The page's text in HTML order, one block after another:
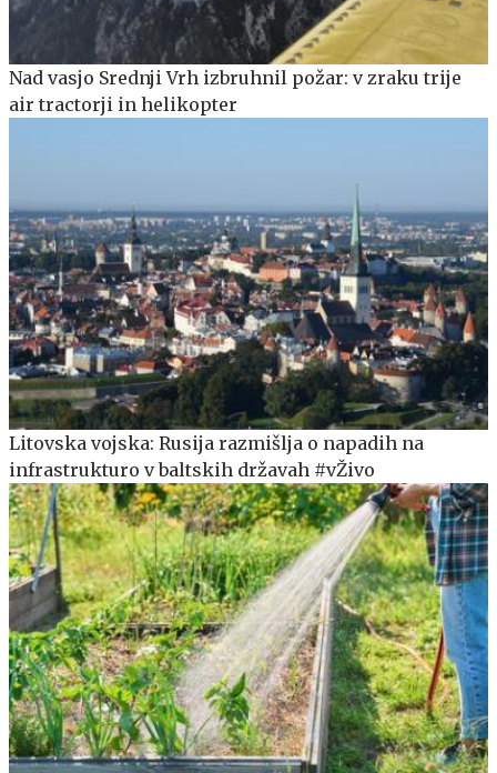
Nad vasjo Srednji Vrh izbruhnil požar: v zraku trije
air tractorji in helikopter
Litovska vojska: Rusija razmišlja o napadih na
infrastrukturo v baltskih državah #vŽivo